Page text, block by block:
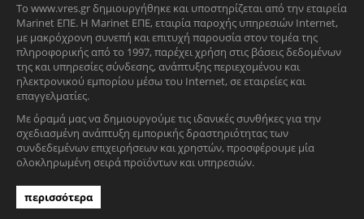
Το www.vres.gr δημιουργήθηκε και υποστηρίζεται από την εταιρεία
Marinet ΕΠΕ. Η Marinet ΕΠΕ, εταιρία παροχής υπηρεσιών Internet,
με μακρόχρονη συνεπή και επιτυχή παρουσία στον τομέα της
πληροφορικής από το 1997, παρέχει χρήση στις βάσεις δεδομένων
της και υπηρεσίες σύνδεσης, ανάπτυξης περιεχομένου και
ηλεκτρονικού εμπορίου μέσω του Internet, σε εταιρείες και
επαγγελματίες.
Με όραμά μας να δημιουργούμε τις ιδανικές συνθήκες για την
σχεδιασμένη ανάπτυξη εμπορικής δραστηριότητας των
συνδεδεμένων επιχειρήσεων και χρηστών, προσφέρουμε μία
ολοκληρωμένη σειρά προϊόντων και υπηρεσιών.
περισσότερα